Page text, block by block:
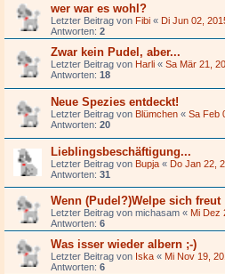
wer war es wohl?
Letzter Beitrag von Fibi « Di Jun 02,
Antworten: 2
Zwar kein Pudel, aber...
Letzter Beitrag von Harli « Sa Mär 21,
Antworten: 18
Neue Spezies entdeckt!
Letzter Beitrag von Blümchen « Sa Feb
Antworten: 20
Lieblingsbeschäftigung...
Letzter Beitrag von Bupja « Do Jan 22,
Antworten: 31
Wenn (Pudel?)Welpe sich freut
Letzter Beitrag von michasam « Mi Dez
Antworten: 6
Was isser wieder albern ;-)
Letzter Beitrag von Iska « Mi Nov 19,
Antworten: 6